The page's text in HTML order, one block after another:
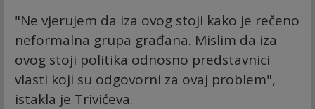
"Ne vjerujem da iza ovog stoji kako je rečeno
neformalna grupa građana. Mislim da iza
ovog stoji politika odnosno predstavnici
vlasti koji su odgovorni za ovaj problem",
istakla je Trivićeva.